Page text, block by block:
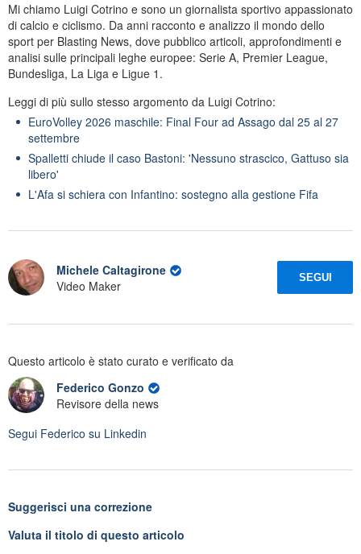
Mi chiamo Luigi Cotrino e sono un giornalista sportivo appassionato
di calcio e ciclismo. Da anni racconto e analizzo il mondo dello
sport per Blasting News, dove pubblico articoli, approfondimenti e
analisi sulle principali leghe europee: Serie A, Premier League,
Bundesliga, La Liga e Ligue 1.
Leggi di più sullo stesso argomento da Luigi Cotrino:
EuroVolley 2026 maschile: Final Four ad Assago dal 25 al 27
settembre
Spalletti chiude il caso Bastoni: 'Nessuno strascico, Gattuso sia
libero'
L'Afa si schiera con Infantino: sostegno alla gestione Fifa
Michele Caltagirone
Video Maker
SEGUI
Questo articolo è stato curato e verificato da
Federico Gonzo
Revisore della news
Segui Federico su Linkedin
Suggerisci una correzione
Valuta il titolo di questo articolo